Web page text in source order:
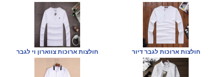
חולצות ארוכות צווארון וי לגבר חולצות ארוכות לגבר דיור